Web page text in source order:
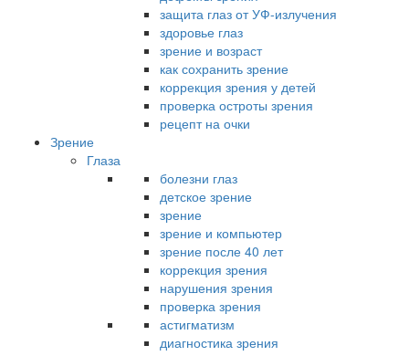
защита глаз от УФ-излучения
здоровье глаз
зрение и возраст
как сохранить зрение
коррекция зрения у детей
проверка остроты зрения
рецепт на очки
Зрение
Глаза
болезни глаз
детское зрение
зрение
зрение и компьютер
зрение после 40 лет
коррекция зрения
нарушения зрения
проверка зрения
астигматизм
диагностика зрения